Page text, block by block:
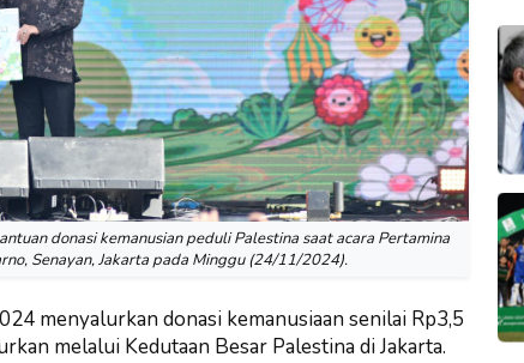
donasi kemanusian peduli Palestina saat acara Pertamina
Senayan, Jakarta pada Minggu (24/11/2024).
menyalurkan donasi kemanusiaan senilai Rp3,5
melalui Kedutaan Besar Palestina di Jakarta.